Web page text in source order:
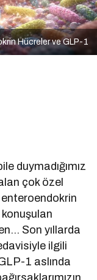
Hücreler ve GLP-1
duymadığımız
çok özel
konuşulan
Son yıllarda
ilgili
1 aslında